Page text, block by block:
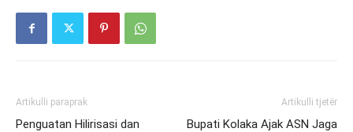
Artikulli paraprak
Penguatan Hilirisasi dan
Artikulli tjetër
Bupati Kolaka Ajak ASN Jaga